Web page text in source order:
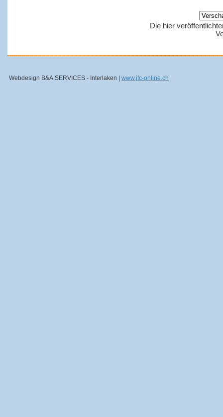
Die hier
Webdesign B&A SERVICES - Interlaken | www.jfc-online.ch